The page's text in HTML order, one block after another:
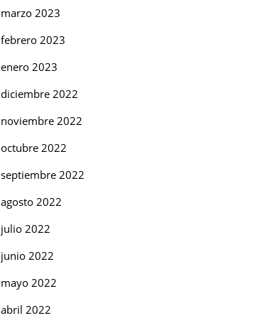
marzo 2023
febrero 2023
enero 2023
diciembre 2022
noviembre 2022
octubre 2022
septiembre 2022
agosto 2022
julio 2022
junio 2022
mayo 2022
abril 2022